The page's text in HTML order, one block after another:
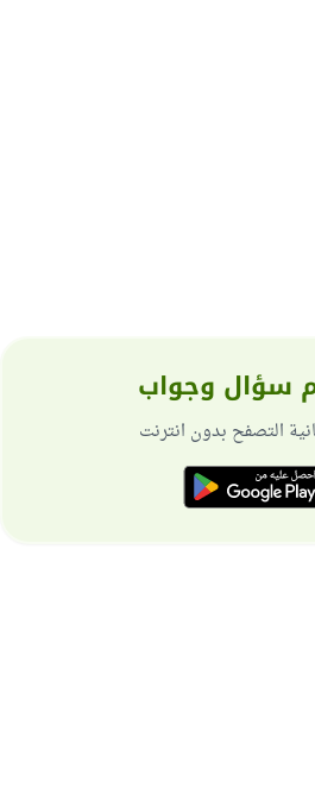
سؤال وجواب
التصفح بدون انترنت